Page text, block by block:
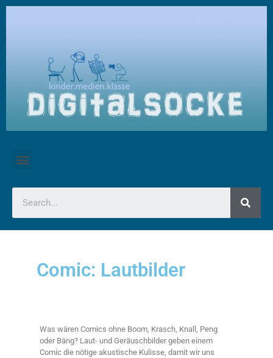
Comic: Lautbilder
Was wären Comics ohne Boom, Krasch, Knall, Peng
oder Bäng? Laut- und Geräuschbilder geben einem
Comic die nötige akustische Kulisse, damit wir uns